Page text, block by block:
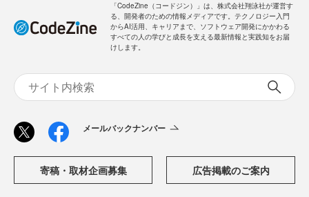
「CodeZine（コードジン）」は、株式会社翔泳社が運営す
る、開発者のための情報メディアです。テクノロジー入門
からAI活用、キャリアまで、ソフトウェア開発にかかわる
すべての人の学びと成長を支える最新情報と実践知をお届
けします。
メールバックナンバー
寄稿・取材企画募集 広告掲載のご案内